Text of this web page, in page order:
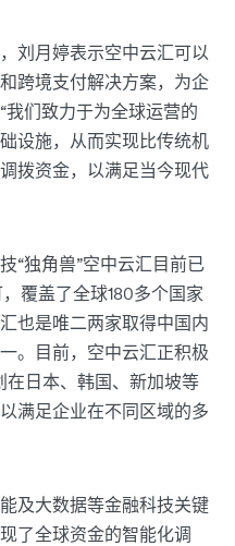
刘月婷表示空中云汇可以
跨境支付解决方案，为企
们致力于为全球运营的
设施，从而实现比传统机
拨资金，以满足当今现代
“独角兽”空中云汇目前已
覆盖了全球180多个国家
也是唯二两家取得中国内
。目前，空中云汇正积极
日本、韩国、新加坡等
满足企业在不同区域的多
及大数据等金融科技关键
了全球资金的智能化调